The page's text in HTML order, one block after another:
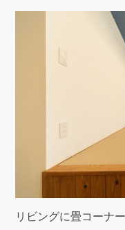
リビングに畳コーナ